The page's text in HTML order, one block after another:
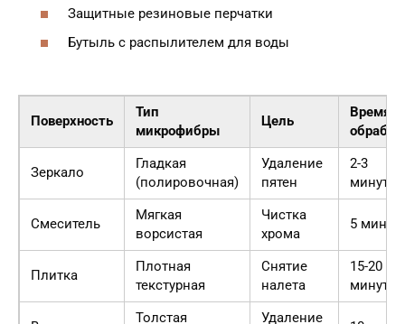
Защитные резиновые перчатки
Бутыль с распылителем для воды
Поверхность
Тип
микрофибры
Цель
Время
Зеркало
Гладкая
(полировочная)
Удаление
пятен
2-3
минуты
Смеситель
Мягкая
ворсистая
Чистка
хрома
5 минут
Плитка
Плотная
текстурная
Снятие
налета
15-20
минут
Толстая Удаление